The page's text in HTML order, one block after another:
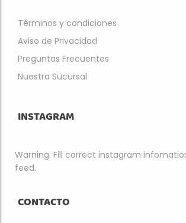
Términos y condiciones
Aviso de Privacidad
Preguntas Frecuentes
Nuestra Sucursal
INSTAGRAM
Warning: Fill correct instagram
feed.
CONTACTO